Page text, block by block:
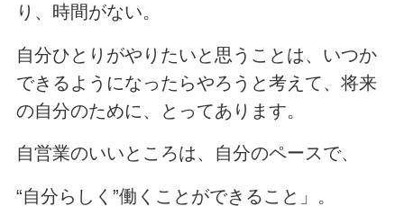
り、時間がない。
自分ひとりがやりたいと思うことは、いつか
できるようになったらやろうと考えて、将来
の自分のために、とってあります。
自営業のいいところは、自分のペースで、
“自分らしく”働くことができること」。